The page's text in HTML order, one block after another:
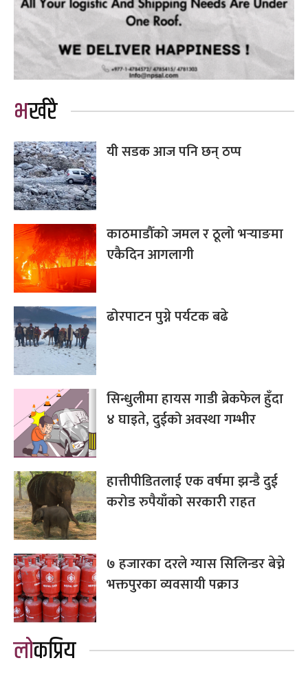
भर्खरै
यी सडक आज पनि छन् ठप्प
काठमाडौँको जमल र ठूलो भर्‍याङमा
एकैदिन आगलागी
ढोरपाटन पुग्ने पर्यटक बढे
सिन्धुलीमा हायस गाडी ब्रेकफेल हुँदा
४ घाइते, दुईको अवस्था गम्भीर
हात्तीपीडितलाई एक वर्षमा झन्डै दुई
करोड रुपैयाँको सरकारी राहत
७ हजारका दरले ग्यास सिलिन्डर बेच्ने
भक्तपुरका व्यवसायी पक्राउ
लोकप्रिय